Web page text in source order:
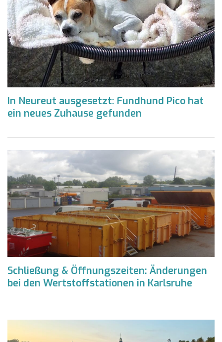
In Neureut ausgesetzt: Fundhund Pico hat
ein neues Zuhause gefunden
Schließung & Öffnungszeiten: Änderungen
bei den Wertstoffstationen in Karlsruhe